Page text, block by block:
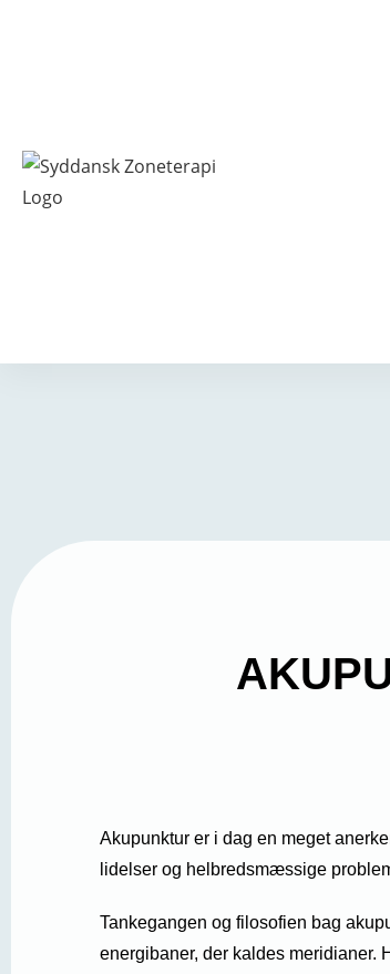
Akupunktur er i dag en meget
lidelser og helbredsmæssige
Tankegangen og filosofien bag
energibaner, der kaldes meridianer.